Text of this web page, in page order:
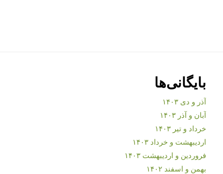
بایگانی‌ها
آذر و دی ۱۴۰۳
آبان و آذر ۱۴۰۳
خرداد و تیر ۱۴۰۳
اردیبهشت و خرداد ۱۴۰۳
فروردین و اردیبهشت ۱۴۰۳
بهمن و اسفند ۱۴۰۲